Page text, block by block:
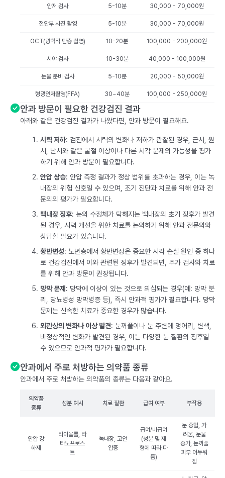
안저 검사 5-10분 30,000 - 70,000원
전안부 사진 촬영 5-10분 30,000 - 70,000원
OCT(광학적 단층 촬영) 10-20분 100,000 - 200,000원
시야 검사 10-30분 40,000 - 100,000원
눈물 분비 검사 5-10분 20,000 - 50,000원
형광안저촬영(FFA) 30~40분 100,000 - 250,000원
안과 방문이 필요한 건강검진 결과
아래와 같은 건강검진 결과가 나왔다면, 안과 방문이 필요해요.
시력 저하: 검진에서 시력의 변화나 저하가 관찰된 경우, 근시, 원
시, 난시와 같은 굴절 이상이나 다른 시각 문제의 가능성을 평가
하기 위해 안과 방문이 필요합니다.
안압 상승: 안압 측정 결과가 정상 범위를 초과하는 경우, 이는 녹
내장의 위험 신호일 수 있으며, 조기 진단과 치료를 위해 안과 전
문의의 평가가 필요합니다.
백내장 징후: 눈의 수정체가 탁해지는 백내장의 초기 징후가 발견
된 경우, 시력 개선을 위한 치료를 논의하기 위해 안과 전문의와
상담할 필요가 있습니다.
황반변성: 노년층에서 황반변성은 중요한 시각 손실 원인 중 하나
로 건강검진에서 이와 관련된 징후가 발견되면, 추가 검사와 치료
를 위해 안과 방문이 권장됩니다.
망막 문제 : 망막에 이상이 있는 것으로 의심되는 경우(예: 망막 분
리, 당뇨병성 망막병증 등), 즉시 안과적 평가가 필요합니다. 망막
문제는 신속한 치료가 중요한 경우가 많습니다.
외관상의 변화나 이상 발견: 눈꺼풀이나 눈 주변에 덩어리, 변색,
비정상적인 변화가 발견된 경우, 이는 다양한 눈 질환의 징후일
수 있으므로 안과적 평가가 필요합니다.
안과에서 주로 처방하는 의약품 종류
안과에서 주로 처방하는 의약품의 종류는 다음과 같아요.
의약품
종류
성분 예시 치료 질환 급여 여부 부작용
안압 강
하제
타이몰롤, 라
타노프로스
트
녹내장, 고안
압증
급여/비급여
(성분 및 제
형에 따라 다
름)
눈 충혈, 가
려움, 눈물
증가, 눈꺼풀
피부 어두워
짐